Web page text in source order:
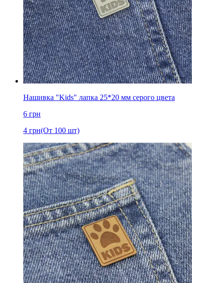
Нашивка "Kids" лапка 25*20 мм серого цвета
6 грн
4 грн(От 100 шт)